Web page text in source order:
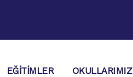
EĞITIMLER OKULLARIMIZ